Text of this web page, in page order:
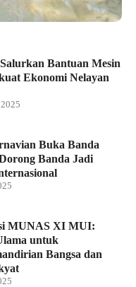
Bantuan Mesin
Ekonomi Nelayan
Buka Banda
Banda Jadi
MUNAS XI MUI:
untuk
Bangsa dan